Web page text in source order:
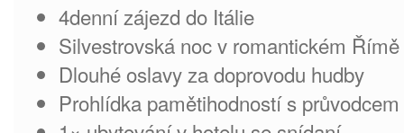
4denní zájezd do Itálie
Silvestrovská noc v romantickém Římě
Dlouhé oslavy za doprovodu hudby
Prohlídka pamětihodností s průvodcem